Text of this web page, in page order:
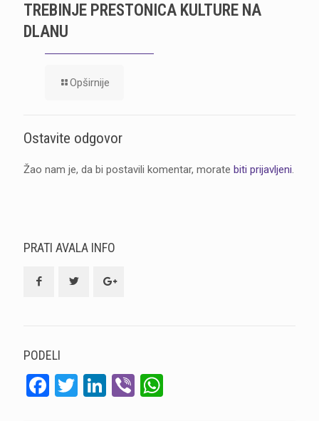
TREBINJE PRESTONICA KULTURE NA
DLANU
Opširnije
Ostavite odgovor
Žao nam je, da bi postavili komentar, morate biti prijavljeni.
PRATI AVALA INFO
PODELI
Facebook
Twitter
LinkedIn
Viber